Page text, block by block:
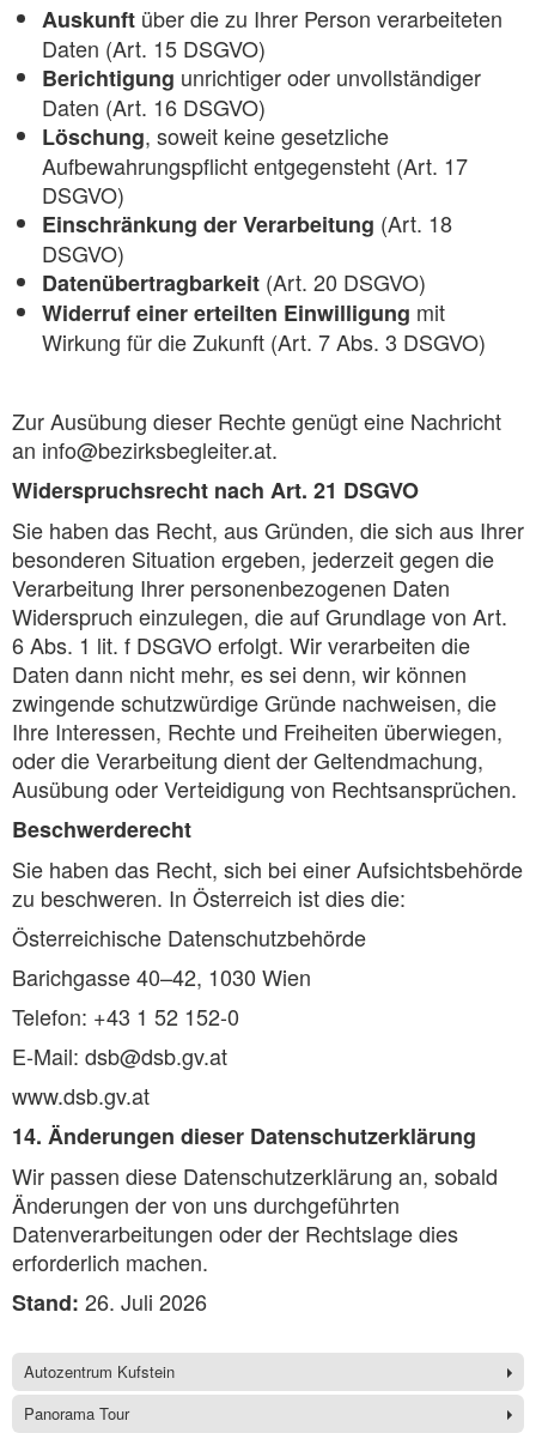
Auskunft über die zu Ihrer Person verarbeiteten
Daten (Art. 15 DSGVO)
Berichtigung unrichtiger oder unvollständiger
Daten (Art. 16 DSGVO)
Löschung, soweit keine gesetzliche
Aufbewahrungspflicht entgegensteht (Art. 17
DSGVO)
Einschränkung der Verarbeitung (Art. 18
DSGVO)
Datenübertragbarkeit (Art. 20 DSGVO)
Widerruf einer erteilten Einwilligung mit
Wirkung für die Zukunft (Art. 7 Abs. 3 DSGVO)
Zur Ausübung dieser Rechte genügt eine Nachricht
an info@bezirksbegleiter.at.
Widerspruchsrecht nach Art. 21 DSGVO
Sie haben das Recht, aus Gründen, die sich aus Ihrer
besonderen Situation ergeben, jederzeit gegen die
Verarbeitung Ihrer personenbezogenen Daten
Widerspruch einzulegen, die auf Grundlage von Art.
6 Abs. 1 lit. f DSGVO erfolgt. Wir verarbeiten die
Daten dann nicht mehr, es sei denn, wir können
zwingende schutzwürdige Gründe nachweisen, die
Ihre Interessen, Rechte und Freiheiten überwiegen,
oder die Verarbeitung dient der Geltendmachung,
Ausübung oder Verteidigung von Rechtsansprüchen.
Beschwerderecht
Sie haben das Recht, sich bei einer Aufsichtsbehörde
zu beschweren. In Österreich ist dies die:
Österreichische Datenschutzbehörde
Barichgasse 40–42, 1030 Wien
Telefon: +43 1 52 152-0
E-Mail: dsb@dsb.gv.at
www.dsb.gv.at
14. Änderungen dieser Datenschutzerklärung
Wir passen diese Datenschutzerklärung an, sobald
Änderungen der von uns durchgeführten
Datenverarbeitungen oder der Rechtslage dies
erforderlich machen.
Stand: 26. Juli 2026
Autozentrum Kufstein
Panorama Tour